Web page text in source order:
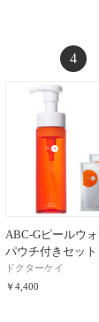
に入り
4
ABC-Gピールウォ
パウチ付きセット
ドクターケイ
￥4,400